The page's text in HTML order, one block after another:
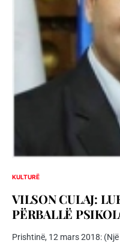
KULTURË
VILSON CULAJ:
PËRBALLË
Prishtinë, 12 mars 2018: